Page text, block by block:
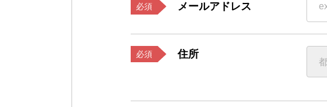
必須 メールアドレス
必須 住所